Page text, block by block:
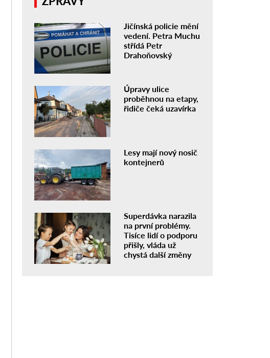
Jičínská policie mění
vedení. Petra Muchu
střídá Petr
Drahoňovský
Úpravy ulice
proběhnou na etapy,
řidiče čeká uzavírka
Lesy mají nový nosič
kontejnerů
Superdávka narazila
na první problémy.
Tisíce lidí o podporu
přišly, vláda už
chystá další změny